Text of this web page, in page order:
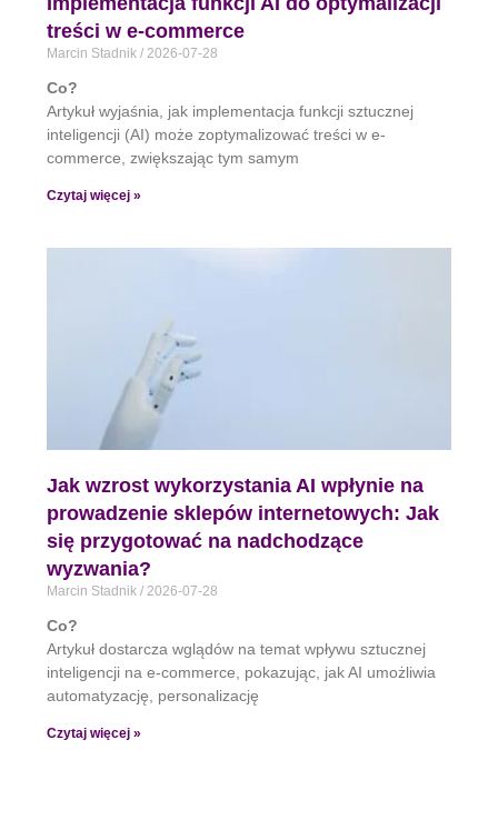
treści w e-commerce
Marcin Stadnik 2026-07-28
Co?
Artykuł wyjaśnia, jak implementacja funkcji sztucznej
inteligencji (AI) może zoptymalizować treści w e-
commerce, zwiększając tym samym
Czytaj więcej »
Jak wzrost wykorzystania AI wpłynie na
prowadzenie sklepów internetowych: Jak
się przygotować na nadchodzące
wyzwania?
Marcin Stadnik 2026-07-28
Co?
Artykuł dostarcza wglądów na temat wpływu sztucznej
inteligencji na e-commerce, pokazując, jak AI umożliwia
automatyzację, personalizację
Czytaj więcej »